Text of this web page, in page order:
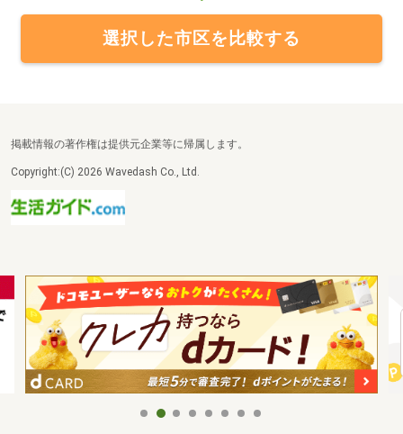
選択した市区を比較する
掲載情報の著作権は提供元企業等に帰属します。
Copyright:(C) 2026 Wavedash Co., Ltd.